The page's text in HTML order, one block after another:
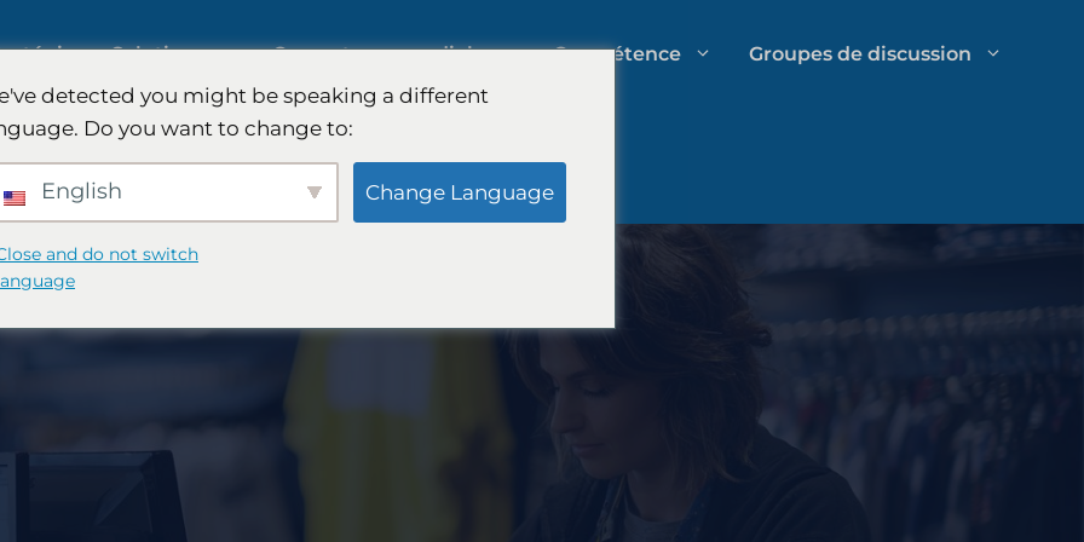
Solutions
les
Études de marché internationales
Recherche qualitative et
Gestion des dépenses des cabinets
Couverture mondiale Compétence Groupes de discussion
detected you might be speaking a different
Do you want to change to:
English Change Language
and do not switch